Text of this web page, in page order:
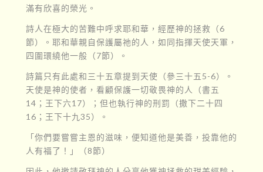
滿有欣喜的榮光。
詩人在極大的苦難中呼求耶和華，經歷神的拯救（6
節）。耶和華親自保護屬祂的人，如同指揮天使天軍，
四圍環繞他一般（7節）。
詩篇只有此處和三十五章提到天使（參三十五5-6）。
天使是神的使者，看顧保護一切敬畏神的人（書五
14；王下六17）；但也執行神的刑罰（撒下二十四
16；王下十九35）。
「你們要嘗嘗主恩的滋味，便知道他是美善，投靠他的
人有福了！」（8節）